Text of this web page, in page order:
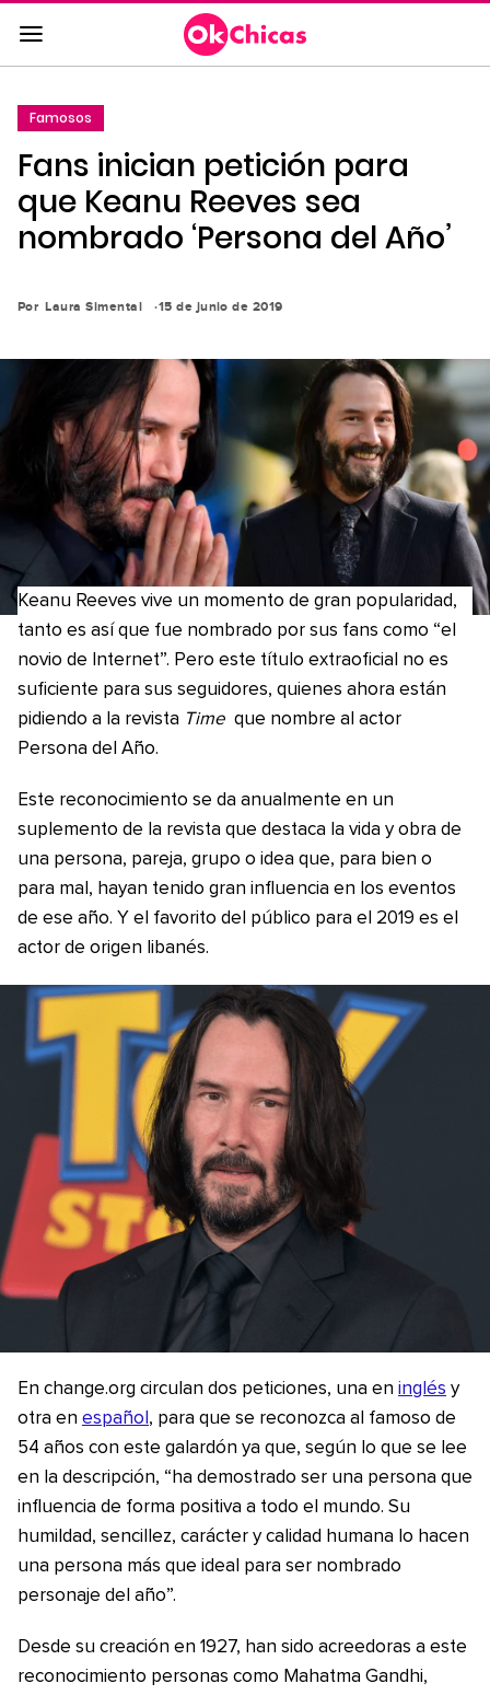
Saltar
al
contenido
a
la
navegación
principal
Famosos
Fans inician petición para
que Keanu Reeves sea
nombrado ‘Persona del Año’
Por Laura Simental 15 de junio de 2019
Keanu Reeves vive un momento de gran popularidad,
tanto es así que fue nombrado por sus fans como “el
novio de Internet”. Pero este título extraoficial no es
suficiente para sus seguidores, quienes ahora están
pidiendo a la revista Time que nombre al actor
Persona del Año.
Este reconocimiento se da anualmente en un
suplemento de la revista que destaca la vida y obra de
una persona, pareja, grupo o idea que, para bien o
para mal, hayan tenido gran influencia en los eventos
de ese año. Y el favorito del público para el 2019 es el
actor de origen libanés.
En change.org circulan dos peticiones, una en inglés y
otra en español , para que se reconozca al famoso de
54 años con este galardón ya que, según lo que se lee
en la descripción, “ha demostrado ser una persona que
influencia de forma positiva a todo el mundo. Su
humildad, sencillez, carácter y calidad humana lo hacen
una persona más que ideal para ser nombrado
personaje del año”.
Desde su creación en 1927, han sido acreedoras a este
reconocimiento personas como Mahatma Gandhi,